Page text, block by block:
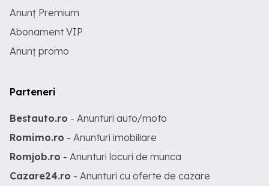
Anunț Premium
Abonament VIP
Anunț promo
Parteneri
Bestauto.ro - Anunturi auto/moto
Romimo.ro - Anunturi imobiliare
Romjob.ro - Anunturi locuri de munca
Cazare24.ro - Anunturi cu oferte de cazare